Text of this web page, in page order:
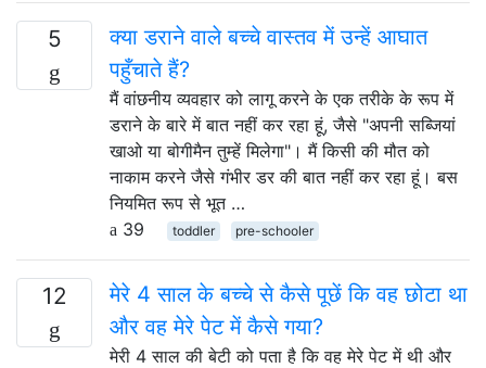
5
क्या डराने वाले बच्चे वास्तव में उन्हें आघात
पहुँचाते हैं?
मैं वांछनीय व्यवहार को लागू करने के एक तरीके के रूप में
डराने के बारे में बात नहीं कर रहा हूं, जैसे "अपनी सब्जियां
खाओ या बोगीमैन तुम्हें मिलेगा"। मैं किसी की मौत को
नाकाम करने जैसे गंभीर डर की बात नहीं कर रहा हूं। बस
नियमित रूप से भूत …
39
toddler pre-schooler
12
मेरे 4 साल के बच्चे से कैसे पूछें कि वह छोटा था
और वह मेरे पेट में कैसे गया?
मेरी 4 साल की बेटी को पता है कि वह मेरे पेट में थी और